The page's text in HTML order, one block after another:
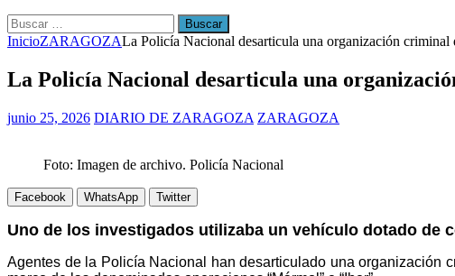
Buscar:
InicioZARAGOZALa Policía Nacional desarticula una organización criminal
La Policía Nacional desarticula una
junio 25, 2026 DIARIO DE ZARAGOZA ZARAGOZA
Foto: Imagen de archivo. Policía Nacional
Facebook WhatsApp Twitter
Uno de los investigados utilizaba un vehículo dotado de
Agentes de la Policía Nacional han desarticulado una organización